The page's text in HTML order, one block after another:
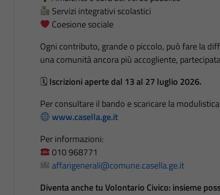
Servizi integrativi scolastici
Coesione sociale
Ogni contributo, grande o piccolo, può fare la
una comunità ancora più accogliente,
🗓Iscrizioni aperte dal 13 al 27 luglio 2026.
Per consultare il bando e scaricare la
www.casella.ge.it
Per informazioni:
010 968771
affarigenerali@comune.casella.ge.it
Diventa anche tu Volontario Civico: insieme